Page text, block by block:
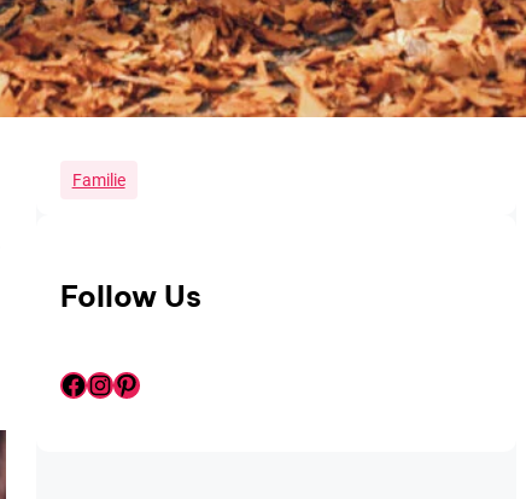
Tags
Familie
Follow Us
Facebook InstagramPinterest